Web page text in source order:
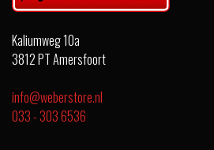
Kaliumweg 10a
3812 PT Amersfoort
info@weberstore.nl
033 - 303 6536